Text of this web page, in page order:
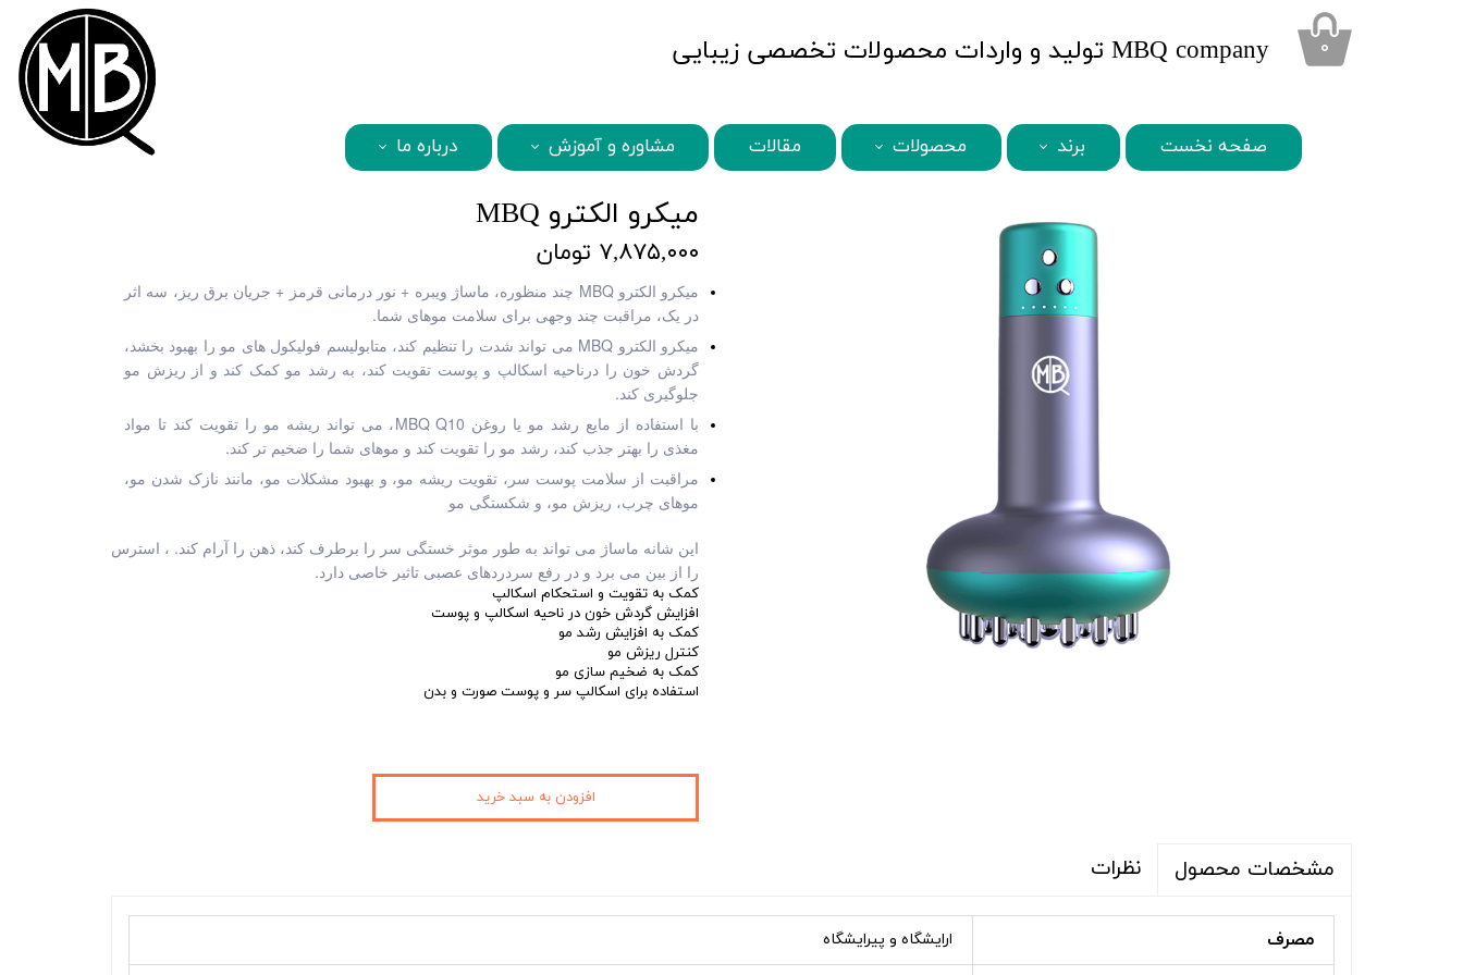
صفحه نخست برند محصولات مقالات مشاوره و آموزش درباره ما
۰ ​MBQ company تولید و واردات محصولات تخصصی زیبایی
میکرو الکترو MBQ
۷,۸۷۵,۰۰۰ تومان
میکرو الکترو MBQ چند منظوره، ماساژ ویبره + نور درمانی قرمز + جریان برق ریز، سه اثر
در یک، مراقبت چند وجهی برای سلامت موهای شما.
میکرو الکترو MBQ می تواند شدت را تنظیم کند، متابولیسم فولیکول های مو را بهبود بخشد،
گردش خون را درناحیه اسکالپ و پوست تقویت کند، به رشد مو کمک کند و از ریزش مو
جلوگیری کند.
با استفاده از مایع رشد مو یا روغن MBQ Q10، می تواند ریشه مو را تقویت کند تا مواد
مغذی را بهتر جذب کند، رشد مو را تقویت کند و موهای شما را ضخیم تر کند.
مراقبت از سلامت پوست سر، تقویت ریشه مو، و بهبود مشکلات مو، مانند نازک شدن مو،
موهای چرب، ریزش مو، و شکستگی مو
این شانه ماساژ می تواند به طور موثر خستگی سر را برطرف کند، ذهن را آرام کند. ، استرس
را از بین می برد و در رفع سردردهای عصبی تاثیر خاصی دارد.
کمک به تقویت و استحکام اسکالپ
افزایش گردش خون در ناحیه اسکالپ و پوست
کمک به افزایش رشد مو
کنترل ریزش مو
کمک به ضخیم سازی مو
استفاده برای اسکالپ سر و پوست صورت و بدن
افزودن به سبد خرید
مشخصات محصول نظرات
مصرف ارایشگاه و پیرایشگاه